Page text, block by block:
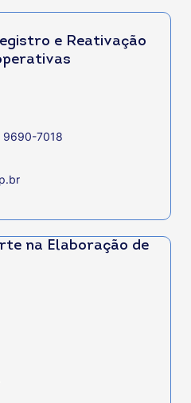
e Reativação
9690-7018
na Elaboração de